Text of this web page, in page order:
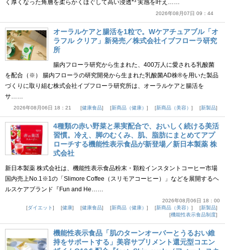
く厚くなった角層を柔らかくほぐして高い浸透*³ 実感を叶え……
2026年08月07日 09：44
オーラルケアと腸活を1粒で。Wケアチュアブル「オ
ラフル クリア」新発売／株式会社イブフローラ研究
所
腸内フローラ研究から生まれた、400万人に愛される乳酸菌
を配合（※） 腸内フローラの研究開発から生まれた乳酸菌AD株®を用いた製品
づくりに取り組む株式会社イブフローラ研究所は、オーラルケアと腸活を
サ……
2026年08月06日 18：21 健康食品 新商品（健康） 新商品（美容） 新製品
4種類の赤い野菜と果実配合で、おいしく続ける美活
習慣。冷え、脚のむくみ、肌、脂肪にまとめてアプ
ローチする機能性表示食品が新登場／新日本製薬 株
式会社
新日本製薬 株式会社は、機能性表示食品粉末・顆粒インスタントコーヒー市場
国内売上No.1※1の「Slimore Coffee（スリモアコーヒー）」などを展開するヘ
ルスケアブランド『Fun and He……
2026年08月06日 18：00
ダイエット
健康 健康食品 新商品（健康） 新商品（美容）
新製品
機能性表示食品制度
機能性表示食品「肌のターンオーバーとうるおい維
持をサポートする」美容サプリメント還元型コエン